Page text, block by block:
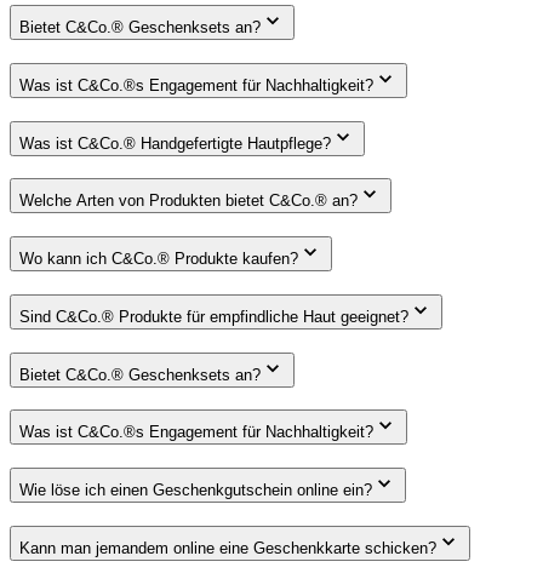
Bietet C&Co.® Geschenksets an?
Was ist C&Co.®s Engagement für Nachhaltigkeit?
Was ist C&Co.® Handgefertigte Hautpflege?
Welche Arten von Produkten bietet C&Co.® an?
Wo kann ich C&Co.® Produkte kaufen?
Sind C&Co.® Produkte für empfindliche Haut geeignet?
Bietet C&Co.® Geschenksets an?
Was ist C&Co.®s Engagement für Nachhaltigkeit?
Wie löse ich einen Geschenkgutschein online ein?
Kann man jemandem online eine Geschenkkarte schicken?